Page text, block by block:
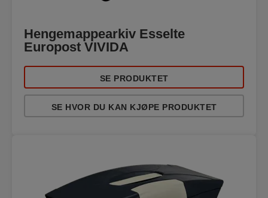
Hengemappearkiv Esselte
Europost VIVIDA
SE PRODUKTET
SE HVOR DU KAN KJØPE PRODUKTET